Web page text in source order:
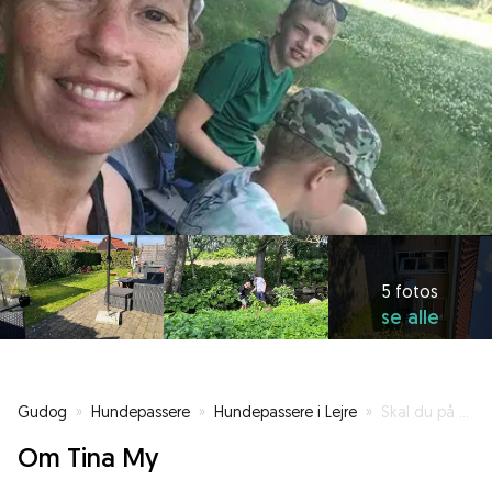
5 fotos
se alle
Gudog » Hundepassere » Hundepassere i Lejre » Skal du på ferie og har brug for hjælp?
Om Tina My